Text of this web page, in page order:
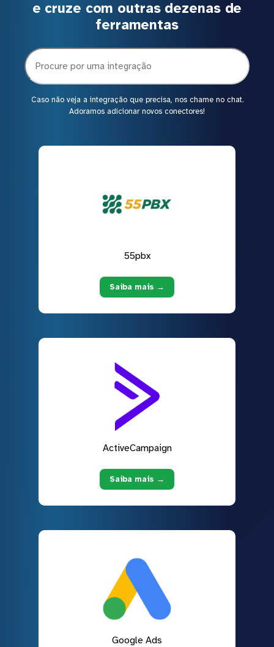
e cruze com outras dezenas de
ferramentas
Caso não veja a integração que precisa, nos chame no chat.
Adoramos adicionar novos conectores!
55pbx
Saiba mais →
ActiveCampaign
Saiba mais →
Google Ads